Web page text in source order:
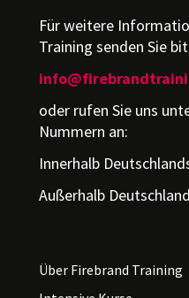
Für weitere
Training senden Sie
oder rufen Sie uns
Nummern an:
Innerhalb
Außerhalb
Über Firebrand Training